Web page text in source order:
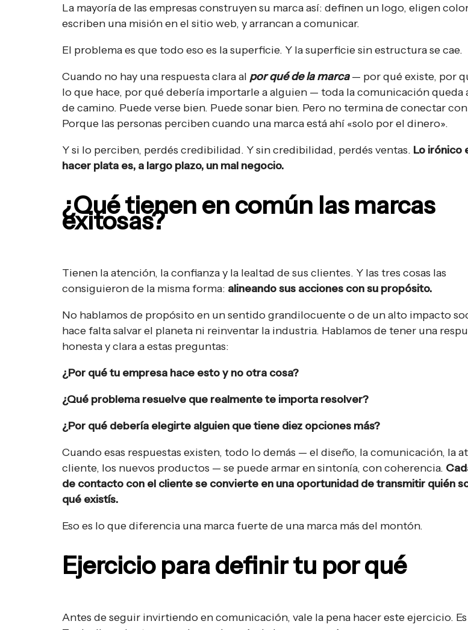
La mayoría de las empresas construyen su marca así: definen un logo, eligen
escriben una misión en el sitio web, y arrancan a comunicar.
El problema es que todo eso es la superficie. Y la superficie sin estructura se cae.
Cuando no hay una respuesta clara al por qué de la marca— por qué existe, por
lo que hace, por qué debería importarle a alguien — toda la comunicación queda
de camino. Puede verse bien. Puede sonar bien. Pero no termina de conectar
Porque las personas perciben cuando una marca está ahí «solo por el dinero».
Y si lo perciben, perdés credibilidad. Y sin credibilidad, perdés ventas. Lo irónico
hacer plata es, a largo plazo, un mal negocio.
¿Qué tienen en común las marcas
exitosas?
Tienen la atención, la confianza y la lealtad de sus clientes. Y las tres cosas las
consiguieron de la misma forma: alineando sus acciones con su propósito.
No hablamos de propósito en un sentido grandilocuente o de un alto impacto
hace falta salvar el planeta ni reinventar la industria. Hablamos de tener una
honesta y clara a estas preguntas:
¿Por qué tu empresa hace esto y no otra cosa?
¿Qué problema resuelve que realmente te importa resolver?
¿Por qué debería elegirte alguien que tiene diez opciones más?
Cuando esas respuestas existen, todo lo demás — el diseño, la comunicación, la
cliente, los nuevos productos — se puede armar en sintonía, con coherencia.
de contacto con el cliente se convierte en una oportunidad de transmitir quién
qué existís.
Eso es lo que diferencia una marca fuerte de una marca más del montón.
Ejercicio para definir tu por qué
Antes de seguir invirtiendo en comunicación, vale la pena hacer este ejercicio.